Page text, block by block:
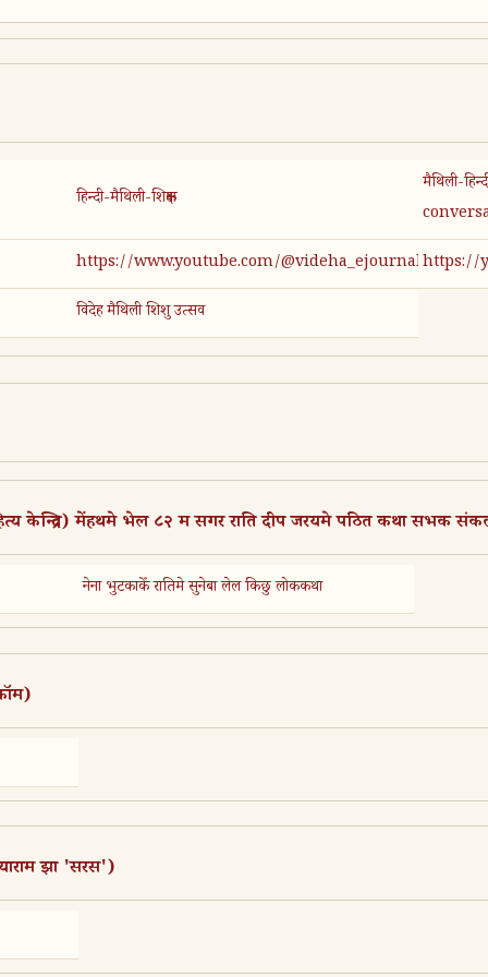
हिन्दी-मैथिली-शिक्षक
मैथिली-
https://www.youtube.com/@videha_ejournalhttps://
विदेह मैथिली शिशु उत्सव
केन्द्रित) मेंहथमे भेल ८२ म सगर राति दीप जरयमे पठित कथा सभक
नेना भुटकाकेँ रातिमे सुनेबा लेल किछु लोककथा
झा 'सरस')